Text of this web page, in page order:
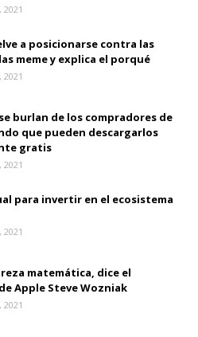
a posicionarse contra las
meme y explica el porqué
burlan de los compradores de
que pueden descargarlos
gratis
para invertir en el ecosistema
matemática, dice el
Apple Steve Wozniak